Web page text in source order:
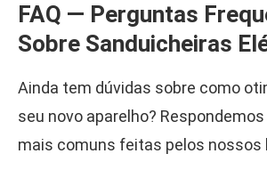
FAQ — Perguntas
Sobre Sanduicheiras
Ainda tem dúvidas sobre como
seu novo aparelho?
mais comuns feitas pelos nossos